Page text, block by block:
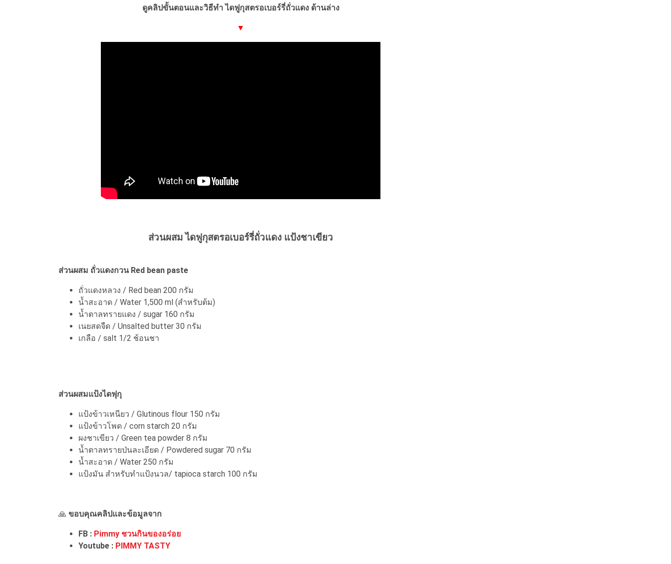
ดูคลิปขั้นตอนและวิธีทำ ไดฟูกุสตรอเบอร์รี่ถั่วแดง ด้านล่าง
▼
ส่วนผสม ไดฟูกุสตรอเบอร์รี่ถั่วแดง แป้งชาเขียว
ส่วนผสม ถั่วแดงกวน Red bean paste
ถั่วแดงหลวง / Red bean 200 กรัม
น้ำสะอาด / Water 1,500 ml (สำหรับต้ม)
น้ำตาลทรายแดง / sugar 160 กรัม
เนยสดจืด / Unsalted butter 30 กรัม
เกลือ / salt 1/2 ช้อนชา
ส่วนผสมแป้งไดฟุกุ
แป้งข้าวเหนียว / Glutinous flour 150 กรัม
แป้งข้าวโพด / corn starch 20 กรัม
ผงชาเขียว / Green tea powder 8 กรัม
น้ำตาลทรายป่นละเอียด / Powdered sugar 70 กรัม
น้ำสะอาด / Water 250 กรัม
แป้งมัน สำหรับทำแป้งนวล/ tapioca starch 100 กรัม
🙏 ขอบคุณคลิปและข้อมูลจาก
FB : Pimmy ชวนกินของอร่อย
Youtube : PIMMY TASTY